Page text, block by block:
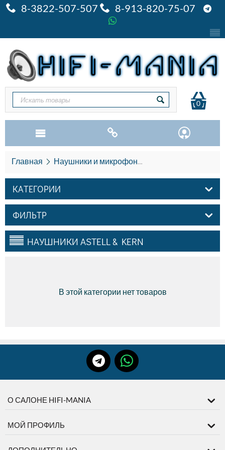
8-3822-507-507 8-913-820-75-07
0
Главная Наушники и микрофоны
КАТЕГОРИИ
ФИЛЬТР
НАУШНИКИ ASTELL & KERN
В этой категории нет товаров
О САЛОНЕ HIFI-MANIA
МОЙ ПРОФИЛЬ